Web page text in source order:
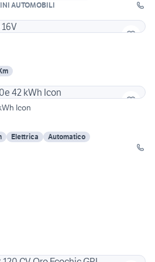
AUTOMOBILI
Icon
Elettrica
Automatico